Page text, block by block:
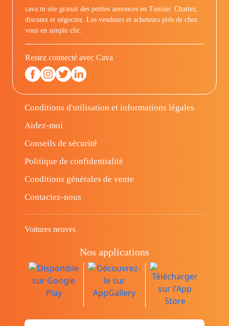
cava.tn site gratuit des petites annonces en Tunisie: Chattez,
discutez et négociez. Les vendeurs et acheteurs prés de chez
vous en simple clic.
Restez connecté avec Cava
Conditions d'utilisation et informations légales
Aidez-moi
Conseils de sécurité
Politique de confidentialité
Conditions générales de vente
Contactez-nous
Voitures neuves
Nos applications